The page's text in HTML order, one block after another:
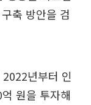
축 방안을 검
년부터 인
원을 투자해